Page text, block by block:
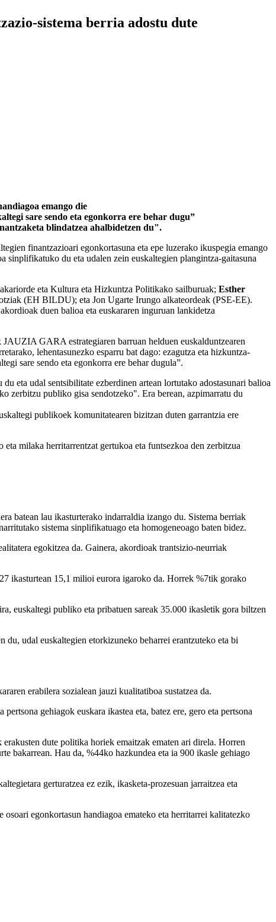
sistema berria adostu dute
emango die
sare sendo eta egonkorra ere behar dugu”
blindatzea ahalbidetzen du".
finantzazioari egonkortasuna eta epe luzerako ikuspegia emango
sinplifikatuko du eta udalen zein euskaltegien plangintza-gaitasuna
eta Kultura eta Hizkuntza Politikako sailburuak; Esther
(EH BILDU); eta Jon Ugarte Irungo alkateordeak (PSE-EE).
duen balioa eta euskararen inguruan lankidetza
GARA estrategiaren barruan helduen euskalduntzearen
lehentasunezko esparru bat dago: ezagutza eta hizkuntza-
sare sendo eta egonkorra ere behar dugula”.
eta udal sentsibilitate ezberdinen artean lortutako adostasunari balioa
zerbitzu publiko gisa sendotzeko". Era berean, azpimarratu du
publikoek komunitatearen bizitzan duten garrantzia ere
milaka herritarrentzat gertukoa eta funtsezkoa den zerbitzua
batean lau ikasturterako indarraldia izango du. Sistema berriak
sistema sinplifikatuago eta homogeneoago baten bidez.
egokitzea da. Gainera, akordioak trantsizio-neurriak
ikasturtean 15,1 milioi eurora igaroko da. Horrek %7tik gorako
euskaltegi publiko eta pribatuen sareak 35.000 ikasletik gora biltzen
udal euskaltegien etorkizuneko beharrei erantzuteko eta bi
erabilera sozialean jauzi kualitatiboa sustatzea da.
gehiagok euskara ikastea eta, batez ere, gero eta pertsona
dute politika horiek emaitzak ematen ari direla. Horren
bakarrean. Hau da, %44ko hazkundea eta ia 900 ikasle gehiago
gerturatzea ez ezik, ikasketa-prozesuan jarraitzea eta
egonkortasun handiagoa emateko eta herritarrei kalitatezko